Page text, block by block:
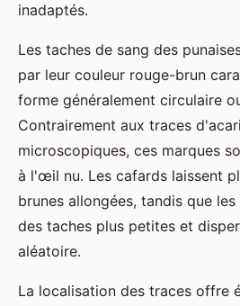
inadaptés.
Les taches de sang des
par leur couleur rouge-brun
forme généralement circulaire
Contrairement aux traces
microscopiques, ces marques
à l'œil nu. Les cafards laissent
brunes allongées, tandis que
des taches plus petites et
aléatoire.
La localisation des traces offre